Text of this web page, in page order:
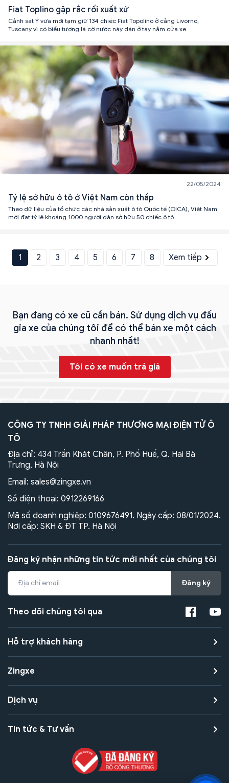
Fiat Toplino gặp rắc rối xuất xứ
Cảnh sát Ý vừa mới tạm giữ 134 chiếc Fiat Topolino ở cảng Livorno,
Tuscany vì có biểu tượng lá cờ nước này dán ở tay nắm cửa xe.
22/05/2024
Tỷ lệ sở hữu ô tô ở Việt Nam còn thấp
Theo dữ liệu của tổ chức các nhà sản xuất ô tô Quốc tế (OICA), Việt Nam
mới đạt tỷ lệ khoảng 1000 người dân sở hữu 50 chiếc ô tô.
1 2 3 4 5 6 7 8 Xem tiếp
Bạn đang có xe cũ cần bán. Sử dụng dịch vụ đấu
gia xe của chúng tôi để có thể bán xe một cách
nhanh nhất!
Tôi có xe muốn trả giá
CÔNG TY TNHH GIẢI PHÁP THƯƠNG MẠI ĐIỆN TỬ Ô
TÔ
Địa chỉ: 434 Trần Khát Chân, P. Phố Huế, Q. Hai Bà
Trưng, Hà Nội
Email: sales@zingxe.vn
Số điện thoại: 0912269166
Mã số doanh nghiệp: 0109676491. Ngày cấp: 08/01/2024.
Nơi cấp: SKH & ĐT TP. Hà Nội
Đăng ký nhận những tin tức mới nhất của chúng tôi
Đăng ký
Theo dõi chúng tôi qua
Hỗ trợ khách hàng
Zingxe
Dịch vụ
Tin tức & Tư vấn